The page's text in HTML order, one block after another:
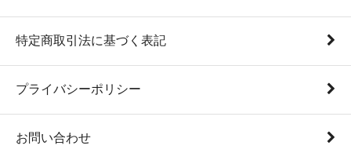
特定商取引法に基づく表記
プライバシーポリシー
お問い合わせ